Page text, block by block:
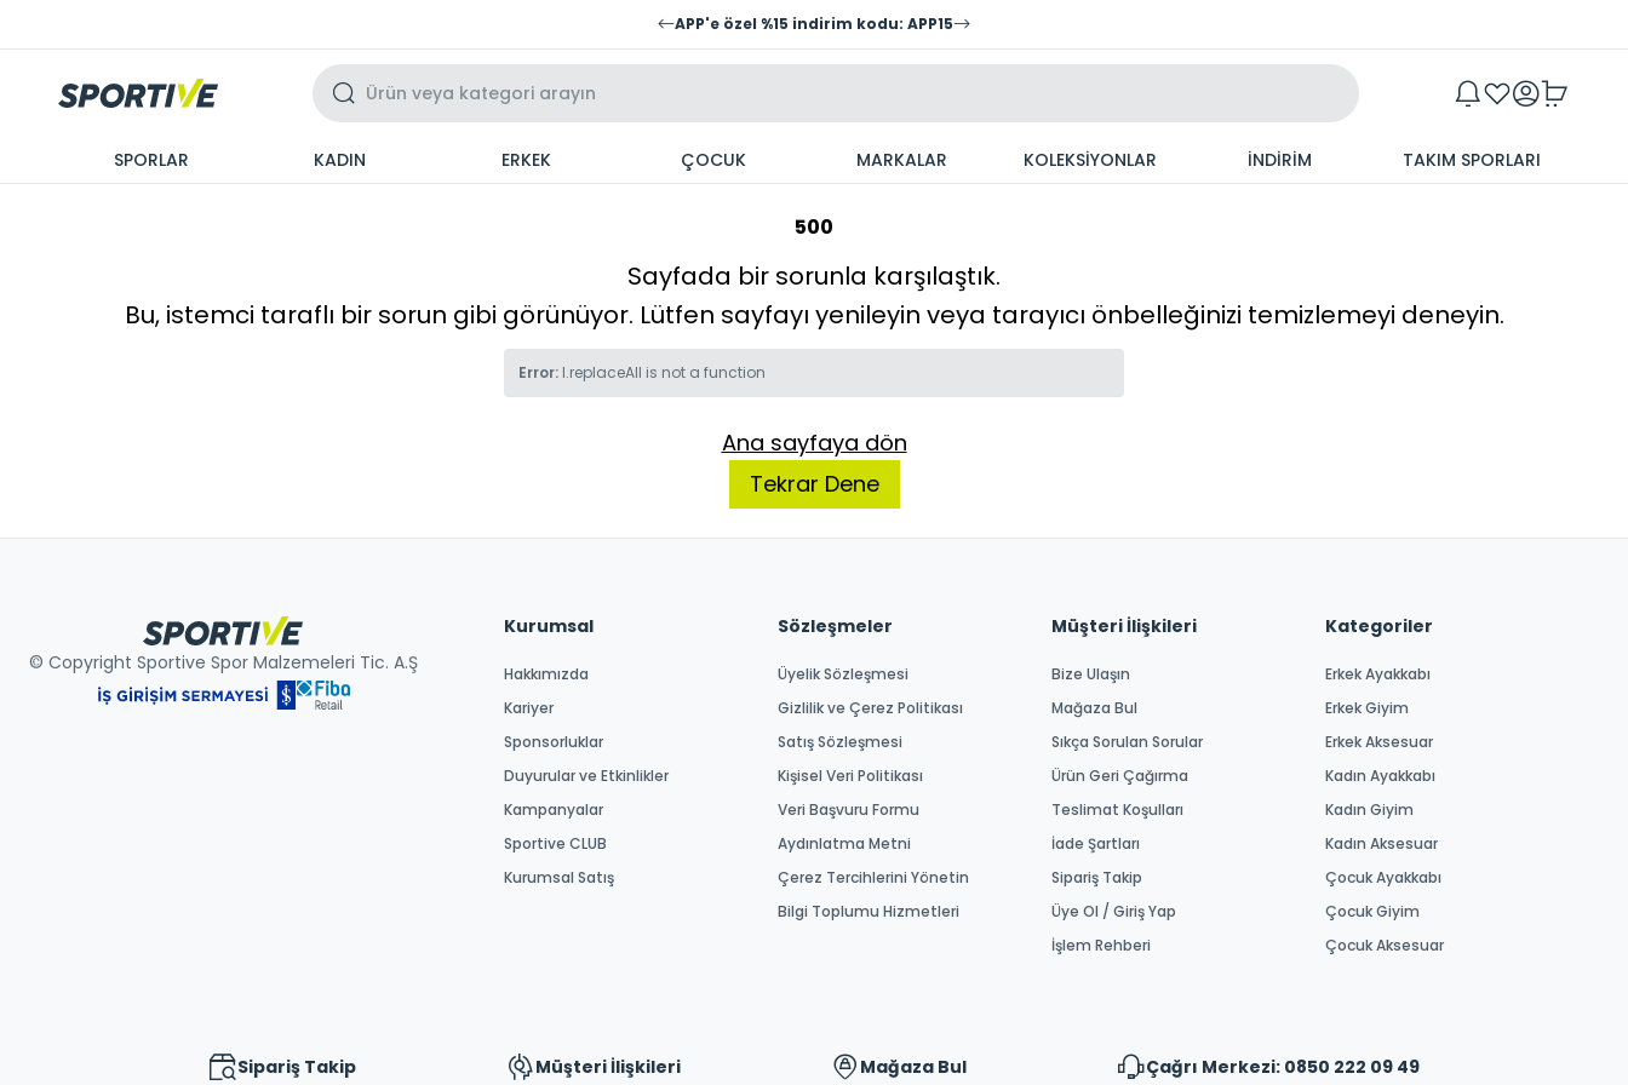
APP'e özel %15 indirim kodu: APP15
SPORLAR KADIN ERKEK ÇOCUK MARKALAR KOLEKSİYONLAR İNDİRİM TAKIM SPORLARI
500
Sayfada bir sorunla karşılaştık.
Bu, istemci taraflı bir sorun gibi görünüyor. Lütfen sayfayı yenileyin veya tarayıcı önbelleğinizi temizlemeyi deneyin.
Error: l.replaceAll is not a function
Ana sayfaya dön
Tekrar Dene
© Copyright Sportive Spor Malzemeleri Tic. A.Ş
Kurumsal
Hakkımızda
Kariyer
Sponsorluklar
Duyurular ve Etkinlikler
Kampanyalar
Sportive CLUB
Kurumsal Satış
Sözleşmeler
Üyelik Sözleşmesi
Gizlilik ve Çerez Politikası
Satış Sözleşmesi
Kişisel Veri Politikası
Veri Başvuru Formu
Aydınlatma Metni
Çerez Tercihlerini Yönetin
Bilgi Toplumu Hizmetleri
Müşteri İlişkileri
Bize Ulaşın
Mağaza Bul
Sıkça Sorulan Sorular
Ürün Geri Çağırma
Teslimat Koşulları
İade Şartları
Sipariş Takip
Üye Ol / Giriş Yap
İşlem Rehberi
Kategoriler
Erkek Ayakkabı
Erkek Giyim
Erkek Aksesuar
Kadın Ayakkabı
Kadın Giyim
Kadın Aksesuar
Çocuk Ayakkabı
Çocuk Giyim
Çocuk Aksesuar
Sipariş Takip Müşteri İlişkileri Mağaza Bul Çağrı Merkezi: 0850 222 09 49